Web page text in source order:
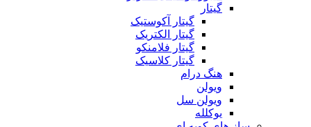
گیتار
گیتار آکوستیک
گیتار الکتریک
گیتار فلامنکو
گیتار کلاسیک
هنگ درام
ویولن
ویولن سل
یوکلله